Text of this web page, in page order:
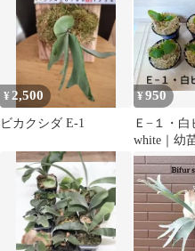
¥ 2,500
ビカクシダ E-1
¥950
Ｅ−１・白
white｜幼
便